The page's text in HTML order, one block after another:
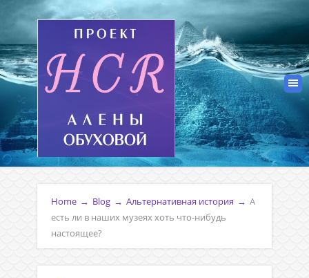
Home → Blog → Альтернативная история → А
есть ли в наших музеях хоть что-нибудь
настоящее?